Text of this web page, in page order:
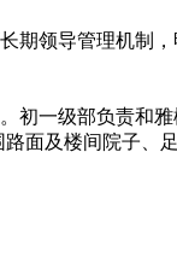
期领导管理机制
初一级部负责和
面及楼间院子、